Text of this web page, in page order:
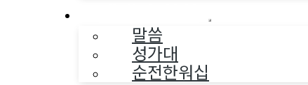
말씀
성가대
순전한워십